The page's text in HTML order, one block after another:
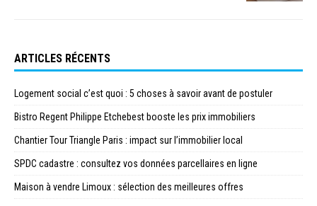
ARTICLES RÉCENTS
Logement social c’est quoi : 5 choses à savoir avant de postuler
Bistro Regent Philippe Etchebest booste les prix immobiliers
Chantier Tour Triangle Paris : impact sur l’immobilier local
SPDC cadastre : consultez vos données parcellaires en ligne
Maison à vendre Limoux : sélection des meilleures offres